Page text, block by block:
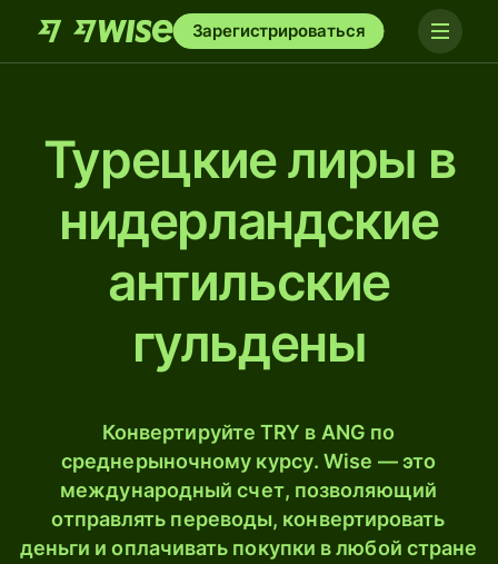
Зарегистрироваться
Турецкие лиры в
нидерландские
антильские
гульдены
Конвертируйте TRY в ANG по
среднерыночному курсу. Wise — это
международный счет, позволяющий
отправлять переводы, конвертировать
деньги и оплачивать покупки в любой стране